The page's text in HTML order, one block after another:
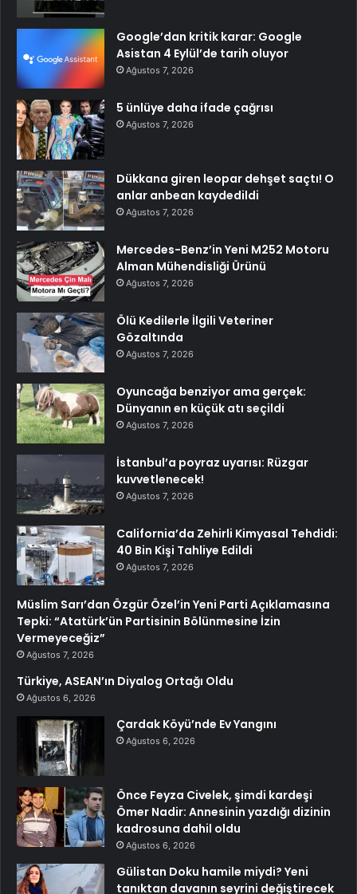
Google’dan kritik karar: Google
Asistan 4 Eylül’de tarih oluyor
Ağustos 7, 2026
5 ünlüye daha ifade çağrısı
Ağustos 7, 2026
Dükkana giren leopar dehşet saçtı! O
anlar anbean kaydedildi
Ağustos 7, 2026
Mercedes-Benz’in Yeni M252 Motoru
Alman Mühendisliği Ürünü
Ağustos 7, 2026
Ölü Kedilerle İlgili Veteriner
Gözaltında
Ağustos 7, 2026
Oyuncağa benziyor ama gerçek:
Dünyanın en küçük atı seçildi
Ağustos 7, 2026
İstanbul’a poyraz uyarısı: Rüzgar
kuvvetlenecek!
Ağustos 7, 2026
California’da Zehirli Kimyasal Tehdidi:
40 Bin Kişi Tahliye Edildi
Ağustos 7, 2026
Müslim Sarı’dan Özgür Özel’in Yeni Parti Açıklamasına
Tepki: “Atatürk’ün Partisinin Bölünmesine İzin
Vermeyeceğiz”
Ağustos 7, 2026
Türkiye, ASEAN’ın Diyalog Ortağı Oldu
Ağustos 6, 2026
Çardak Köyü’nde Ev Yangını
Ağustos 6, 2026
Önce Feyza Civelek, şimdi kardeşi
Ömer Nadir: Annesinin yazdığı dizinin
kadrosuna dahil oldu
Ağustos 6, 2026
Gülistan Doku hamile miydi? Yeni
tanıktan davanın seyrini değiştirecek